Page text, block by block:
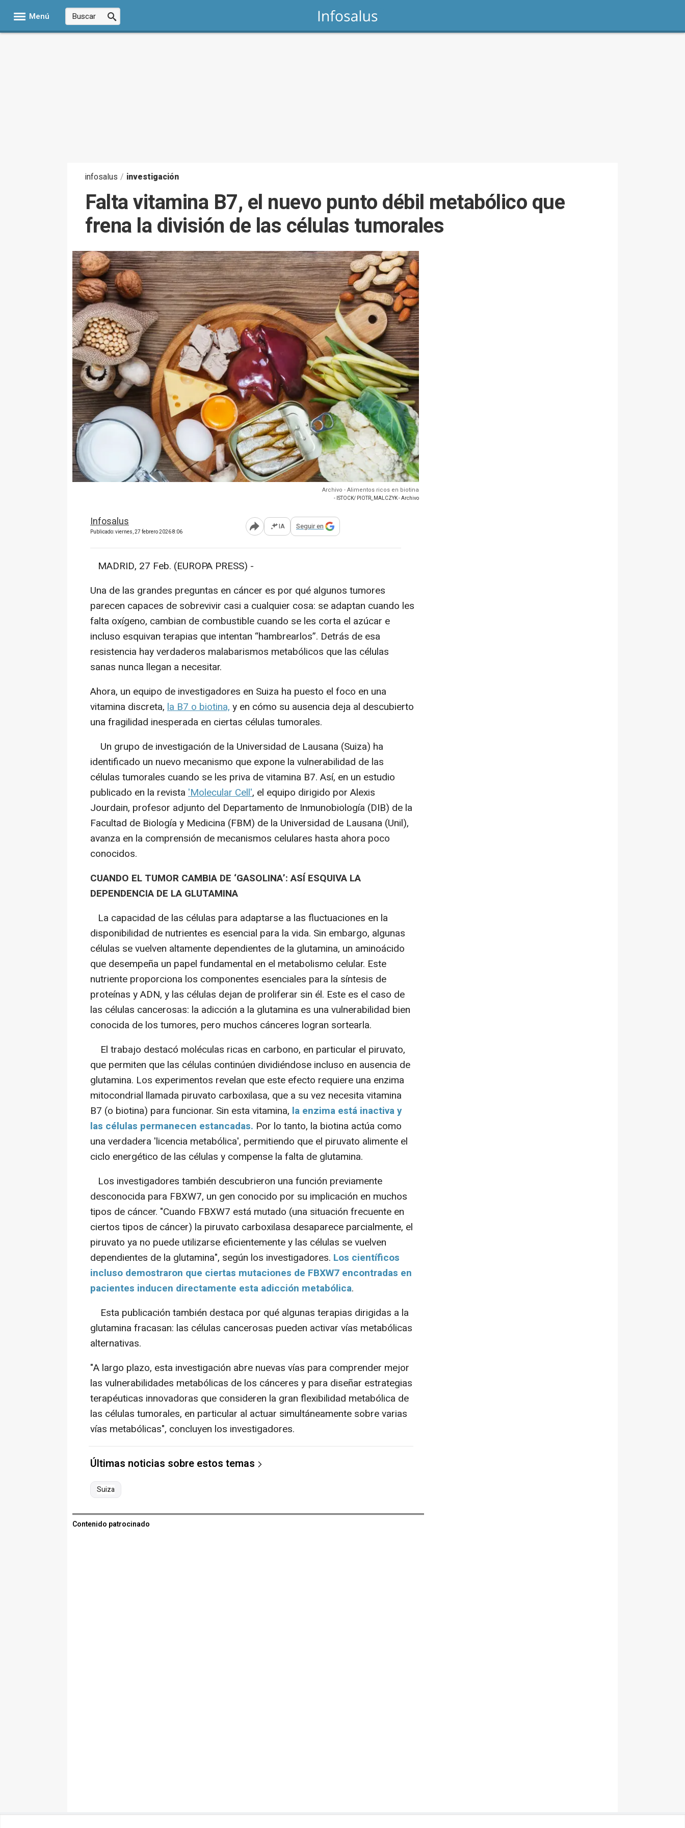
Menú
infosalus / investigación
Falta vitamina B7, el nuevo punto débil metabólico que
frena la división de las células tumorales
Archivo - Alimentos ricos en biotina
- ISTOCK/ PIOTR_MALCZYK - Archivo
Infosalus
Publicado: viernes, 27 febrero 2026 8:06 Abrir opciones para compartir
IA Seguir en
MADRID, 27 Feb. (EUROPA PRESS) -
Una de las grandes preguntas en cáncer es por qué algunos tumores
parecen capaces de sobrevivir casi a cualquier cosa: se adaptan cuando les
falta oxígeno, cambian de combustible cuando se les corta el azúcar e
incluso esquivan terapias que intentan “hambrearlos”. Detrás de esa
resistencia hay verdaderos malabarismos metabólicos que las células
sanas nunca llegan a necesitar.
Ahora, un equipo de investigadores en Suiza ha puesto el foco en una
vitamina discreta, la B7 o biotina, y en cómo su ausencia deja al descubierto
una fragilidad inesperada en ciertas células tumorales.
Un grupo de investigación de la Universidad de Lausana (Suiza) ha
identificado un nuevo mecanismo que expone la vulnerabilidad de las
células tumorales cuando se les priva de vitamina B7. Así, en un estudio
publicado en la revista 'Molecular Cell', el equipo dirigido por Alexis
Jourdain, profesor adjunto del Departamento de Inmunobiología (DIB) de la
Facultad de Biología y Medicina (FBM) de la Universidad de Lausana (Unil),
avanza en la comprensión de mecanismos celulares hasta ahora poco
conocidos.
CUANDO EL TUMOR CAMBIA DE ‘GASOLINA’: ASÍ ESQUIVA LA
DEPENDENCIA DE LA GLUTAMINA
La capacidad de las células para adaptarse a las fluctuaciones en la
disponibilidad de nutrientes es esencial para la vida. Sin embargo, algunas
células se vuelven altamente dependientes de la glutamina, un aminoácido
que desempeña un papel fundamental en el metabolismo celular. Este
nutriente proporciona los componentes esenciales para la síntesis de
proteínas y ADN, y las células dejan de proliferar sin él. Este es el caso de
las células cancerosas: la adicción a la glutamina es una vulnerabilidad bien
conocida de los tumores, pero muchos cánceres logran sortearla.
El trabajo destacó moléculas ricas en carbono, en particular el piruvato,
que permiten que las células continúen dividiéndose incluso en ausencia de
glutamina. Los experimentos revelan que este efecto requiere una enzima
mitocondrial llamada piruvato carboxilasa, que a su vez necesita vitamina
B7 (o biotina) para funcionar. Sin esta vitamina, la enzima está inactiva y
las células permanecen estancadas. Por lo tanto, la biotina actúa como
una verdadera 'licencia metabólica', permitiendo que el piruvato alimente el
ciclo energético de las células y compense la falta de glutamina.
Los investigadores también descubrieron una función previamente
desconocida para FBXW7, un gen conocido por su implicación en muchos
tipos de cáncer. "Cuando FBXW7 está mutado (una situación frecuente en
ciertos tipos de cáncer) la piruvato carboxilasa desaparece parcialmente, el
piruvato ya no puede utilizarse eficientemente y las células se vuelven
dependientes de la glutamina", según los investigadores. Los científicos
incluso demostraron que ciertas mutaciones de FBXW7 encontradas en
pacientes inducen directamente esta adicción metabólica.
Esta publicación también destaca por qué algunas terapias dirigidas a la
glutamina fracasan: las células cancerosas pueden activar vías metabólicas
alternativas.
"A largo plazo, esta investigación abre nuevas vías para comprender mejor
las vulnerabilidades metabólicas de los cánceres y para diseñar estrategias
terapéuticas innovadoras que consideren la gran flexibilidad metabólica de
las células tumorales, en particular al actuar simultáneamente sobre varias
vías metabólicas", concluyen los investigadores.
Últimas noticias sobre estos temas
Suiza
Contenido patrocinado